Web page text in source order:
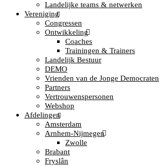
Landelijke teams & netwerken
Vereniging
Congressen
Ontwikkeling
Coaches
Trainingen & Trainers
Landelijk Bestuur
DEMO
Vrienden van de Jonge Democraten
Partners
Vertrouwenspersonen
Webshop
Afdelingen
Amsterdam
Arnhem-Nijmegen
Zwolle
Brabant
Fryslân